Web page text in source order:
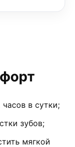
в сутки;
зубов;
мягкой